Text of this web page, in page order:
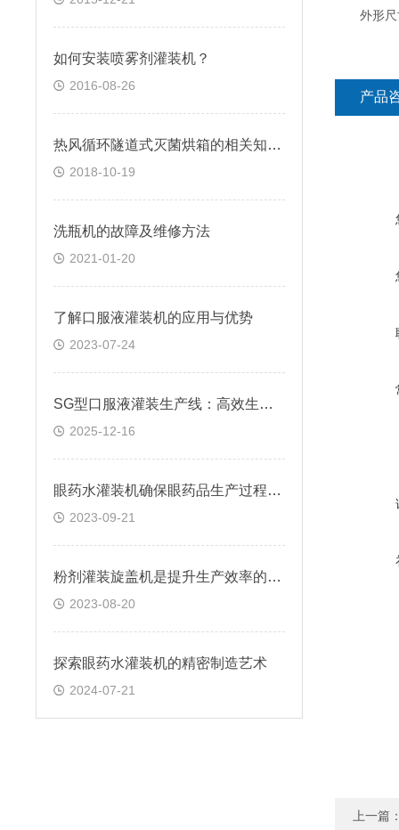
外形尺
产品
上一篇
如何安装喷雾剂灌装机？
2016-08-26
热风循环隧道式灭菌烘箱的相关知识普及
2018-10-19
洗瓶机的故障及维修方法
2021-01-20
了解口服液灌装机的应用与优势
2023-07-24
SG型口服液灌装生产线：高效生产的幕后英雄
2025-12-16
眼药水灌装机确保眼药品生产过程的准确性与安全性
2023-09-21
粉剂灌装旋盖机是提升生产效率的智能选择
2023-08-20
探索眼药水灌装机的精密制造艺术
2024-07-21